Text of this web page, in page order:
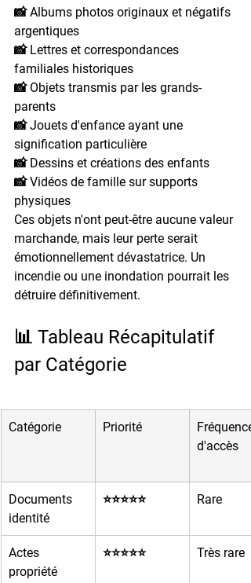
📸 Albums photos originaux et négatifs
argentiques
📸 Lettres et correspondances
familiales historiques
📸 Objets transmis par les grands-
parents
📸 Jouets d'enfance ayant une
signification particulière
📸 Dessins et créations des enfants
📸 Vidéos de famille sur supports
physiques
Ces objets n'ont peut-être aucune valeur
marchande, mais leur perte serait
émotionnellement dévastatrice. Un
incendie ou une inondation pourrait les
détruire définitivement.
📊 Tableau Récapitulatif
par Catégorie
Catégorie Priorité
Fréquence
d'accès
Documents
identité
⭐⭐⭐⭐⭐ Rare
Actes
propriété
⭐⭐⭐⭐⭐ Très rare